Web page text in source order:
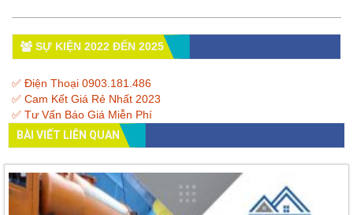
SỰ KIỆN 2022 ĐẾN 2025
✅ Điện Thoại 0903.181.486
✅ Cam Kết Giá Rẻ Nhất 2023
✅ Tư Vấn Báo Giá Miễn Phí
BÀI VIẾT LIÊN QUAN